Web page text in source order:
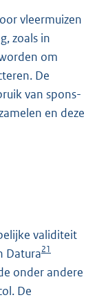
vleermuizen
zoals in
om
De
van spons-
en deze
validiteit
Datura21
onder andere
De